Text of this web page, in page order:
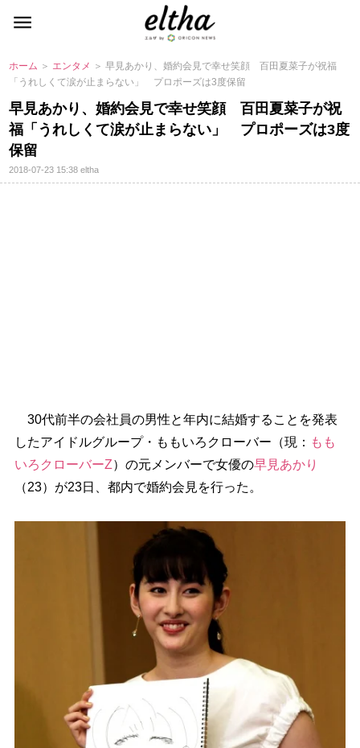
ホーム ＞ エンタメ ＞ 早見あかり、婚約会見で幸せ笑顔 百田夏菜子が祝福
「うれしくて涙が止まらない」 プロポーズは3度保留
早見あかり、婚約会見で幸せ笑顔 百田夏菜子が祝
福「うれしくて涙が止まらない」 プロポーズは3度
保留
2018-07-23 15:38eltha
30代前半の会社員の男性と年内に結婚することを発表
したアイドルグループ・ももいろクローバー（現： もも
いろクローバーZ）の元メンバーで女優の早見あかり
（23）が23日、都内で婚約会見を行った。